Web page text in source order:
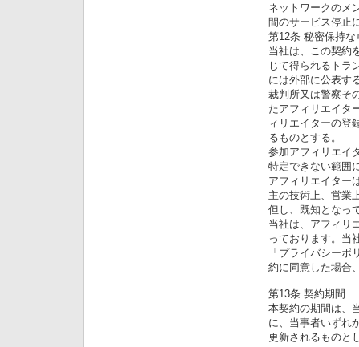
ネットワークのメ
間のサービス停止
第12条 秘密保持
当社は、この契約
じて得られるトラ
には外部に公表す
裁判所又は警察そ
たアフィリエイタ
ィリエイターの登
るものとする。
参加アフィリエイ
特定できない範囲
アフィリエイター
主の技術上、営業
但し、既知となっ
当社は、アフィリ
っております。当
「プライバシー
約に同意した場合
第13条 契約期間
本契約の期間は、
に、当事者いずれ
更新されるものと